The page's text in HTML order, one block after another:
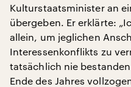
Kulturstaatsminister an
übergeben. Er erklärte:
allein, um jeglichen
Interessenkonflikts zu
tatsächlich nie
Ende des Jahres